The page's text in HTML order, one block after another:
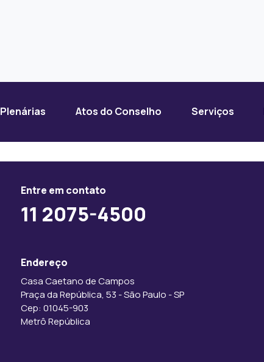
Plenárias Atos do Conselho Serviços
Entre em contato
11 2075-4500
Endereço
Casa Caetano de Campos
Praça da República, 53 - São Paulo - SP
Cep: 01045-903
Metrô República